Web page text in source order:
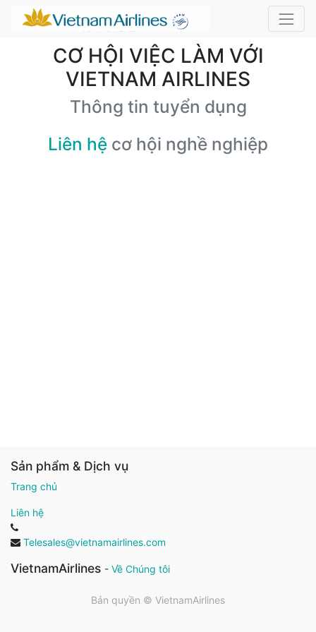
CƠ HỘI VIỆC LÀM VỚI
VIETNAM AIRLINES
Thông tin tuyển dụng
Liên hệ cơ hội nghề nghiệp
Sản phẩm & Dịch vụ
Trang chủ
Liên hệ
Telesales@vietnamairlines.com
VietnamAirlines - Về Chúng tôi
Bản quyền © VietnamAirlines